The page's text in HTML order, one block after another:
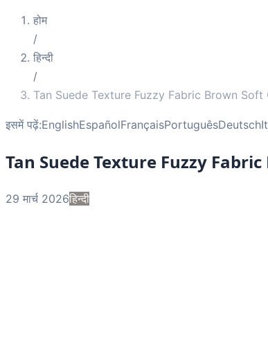
होम
/
हिन्दी
/
Tan Suede Texture Fuzzy Fabric Brown Soft
इसमें पढ़ें:EnglishEspañolFrançaisPortuguêsDeutsch
Tan Suede Texture Fuzzy
29 मार्च 2026हिन्दी